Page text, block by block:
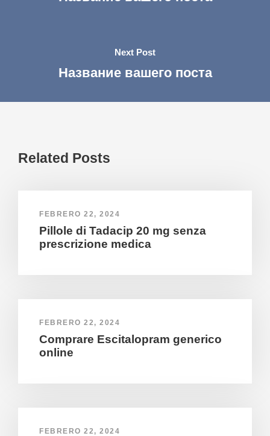
Next Post
Название вашего поста
Related Posts
FEBRERO 22, 2024
Pillole di Tadacip 20 mg senza
prescrizione medica
FEBRERO 22, 2024
Comprare Escitalopram generico
online
FEBRERO 22, 2024